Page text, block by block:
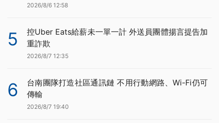
2026/8/6 12:58
5
控Uber Eats給薪未一單一計 外送員團體揚言提告加
重詐欺
2026/8/7 12:35
6
台南團隊打造社區通訊鏈 不用行動網路、Wi-Fi仍可
傳輸
2026/8/7 19:40